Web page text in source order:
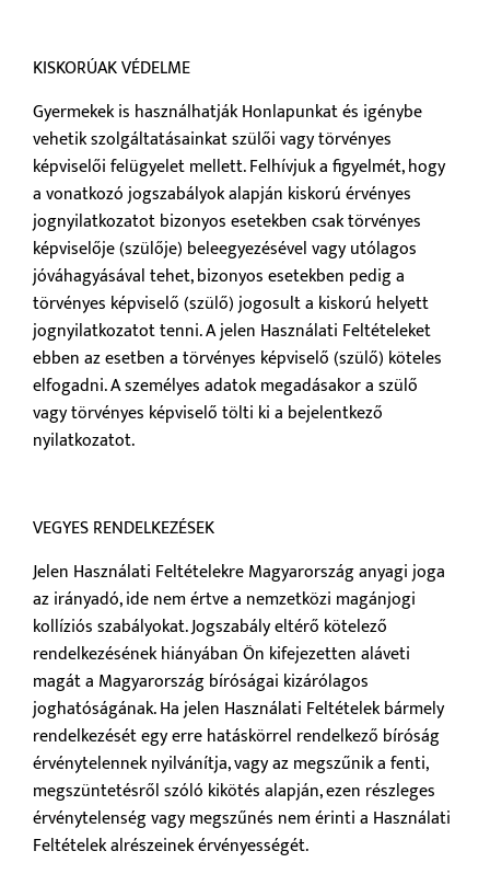
KISKORÚAK VÉDELME
Gyermekek is használhatják Honlapunkat és igénybe
vehetik szolgáltatásainkat szülői vagy törvényes
képviselői felügyelet mellett. Felhívjuk a figyelmét, hogy
a vonatkozó jogszabályok alapján kiskorú érvényes
jognyilatkozatot bizonyos esetekben csak törvényes
képviselője (szülője) beleegyezésével vagy utólagos
jóváhagyásával tehet, bizonyos esetekben pedig a
törvényes képviselő (szülő) jogosult a kiskorú helyett
jognyilatkozatot tenni. A jelen Használati Feltételeket
ebben az esetben a törvényes képviselő (szülő) köteles
elfogadni. A személyes adatok megadásakor a szülő
vagy törvényes képviselő tölti ki a bejelentkező
nyilatkozatot.
VEGYES RENDELKEZÉSEK
Jelen Használati Feltételekre Magyarország anyagi joga
az irányadó, ide nem értve a nemzetközi magánjogi
kollíziós szabályokat. Jogszabály eltérő kötelező
rendelkezésének hiányában Ön kifejezetten aláveti
magát a Magyarország bíróságai kizárólagos
joghatóságának. Ha jelen Használati Feltételek bármely
rendelkezését egy erre hatáskörrel rendelkező bíróság
érvénytelennek nyilvánítja, vagy az megszűnik a fenti,
megszüntetésről szóló kikötés alapján, ezen részleges
érvénytelenség vagy megszűnés nem érinti a Használati
Feltételek alrészeinek érvényességét.